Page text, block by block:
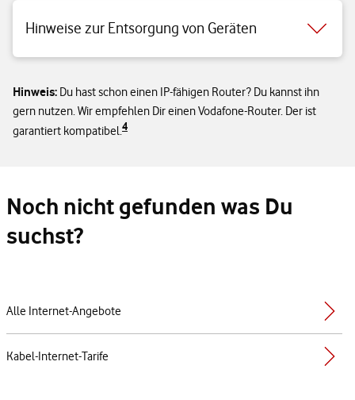
Hinweise zur Entsorgung von Geräten
Hinweis: Du hast schon einen IP-fähigen Router? Du kannst ihn
gern nutzen. Wir empfehlen Dir einen Vodafone-Router. Der ist
garantiert kompatibel.4
Noch nicht gefunden was Du
suchst?
Alle Internet-Angebote
Kabel-Internet-Tarife